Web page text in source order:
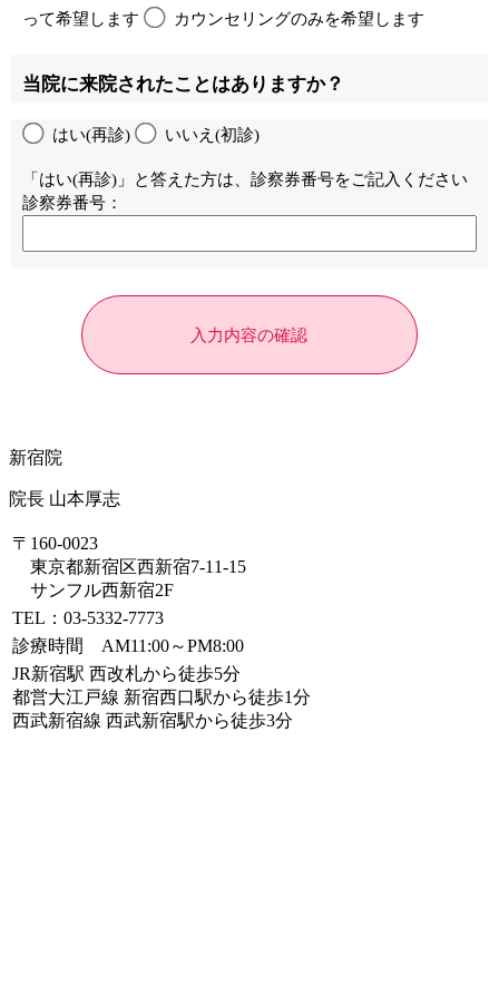
って希望します カウンセリングのみを希望します
当院に来院されたことはありますか？
はい(再診) いいえ(初診)
「はい(再診)」と答えた方は、診察券番号をご記入ください
診察券番号：
新宿院
院長 山本厚志
〒160-0023
東京都新宿区西新宿7-11-15
サンフル西新宿2F
TEL：03-5332-7773
診療時間 AM11:00～PM8:00
JR新宿駅 西改札から徒歩5分
都営大江戸線 新宿西口駅から徒歩1分
西武新宿線 西武新宿駅から徒歩3分